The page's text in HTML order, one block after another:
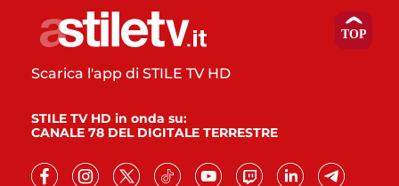
Scarica l'app di STILE TV HD
STILE TV HD in onda su:
CANALE 78 DEL DIGITALE TERRESTRE